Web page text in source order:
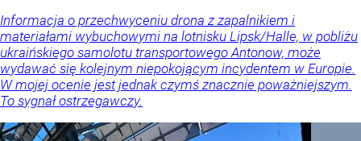
Informacja o przechwyceniu drona z zapalnikiem i
materiałami wybuchowymi na lotnisku Lipsk/Halle, w pobliżu
ukraińskiego samolotu transportowego Antonow, może
wydawać się kolejnym niepokojącym incydentem w Europie.
W mojej ocenie jest jednak czymś znacznie poważniejszym.
To sygnał ostrzegawczy.